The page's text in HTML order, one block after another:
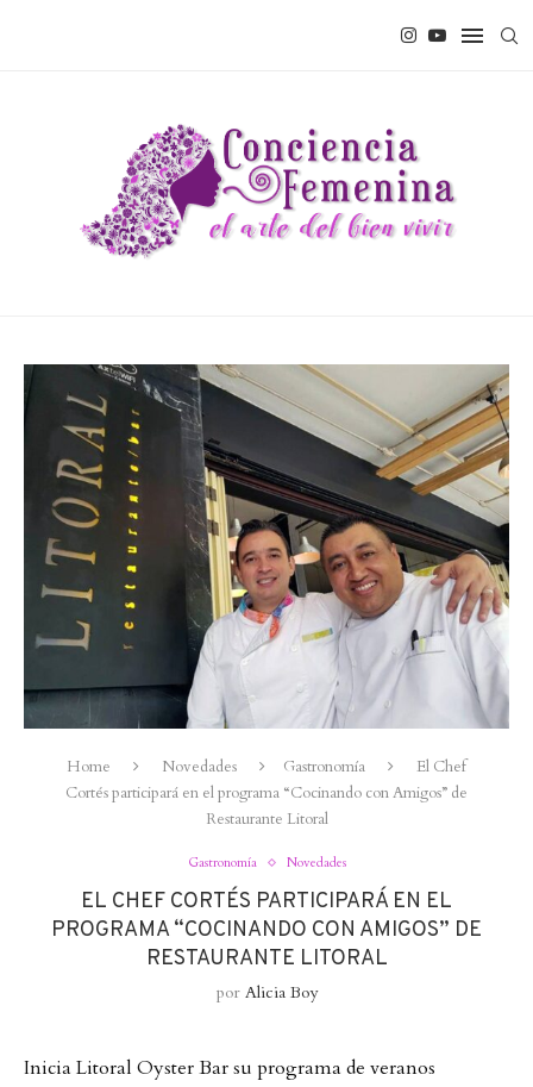
Home Novedades Gastronomía
El Chef
Cortés participará en el programa “Cocinando con Amigos” de
Restaurante Litoral
Gastronomía Novedades
EL CHEF CORTÉS PARTICIPARÁ EN EL
PROGRAMA “COCINANDO CON AMIGOS” DE
RESTAURANTE LITORAL
por Alicia Boy
Inicia Litoral Oyster Bar su programa de veranos